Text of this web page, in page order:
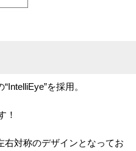
を採用。
！
右対称のデザインとなってお